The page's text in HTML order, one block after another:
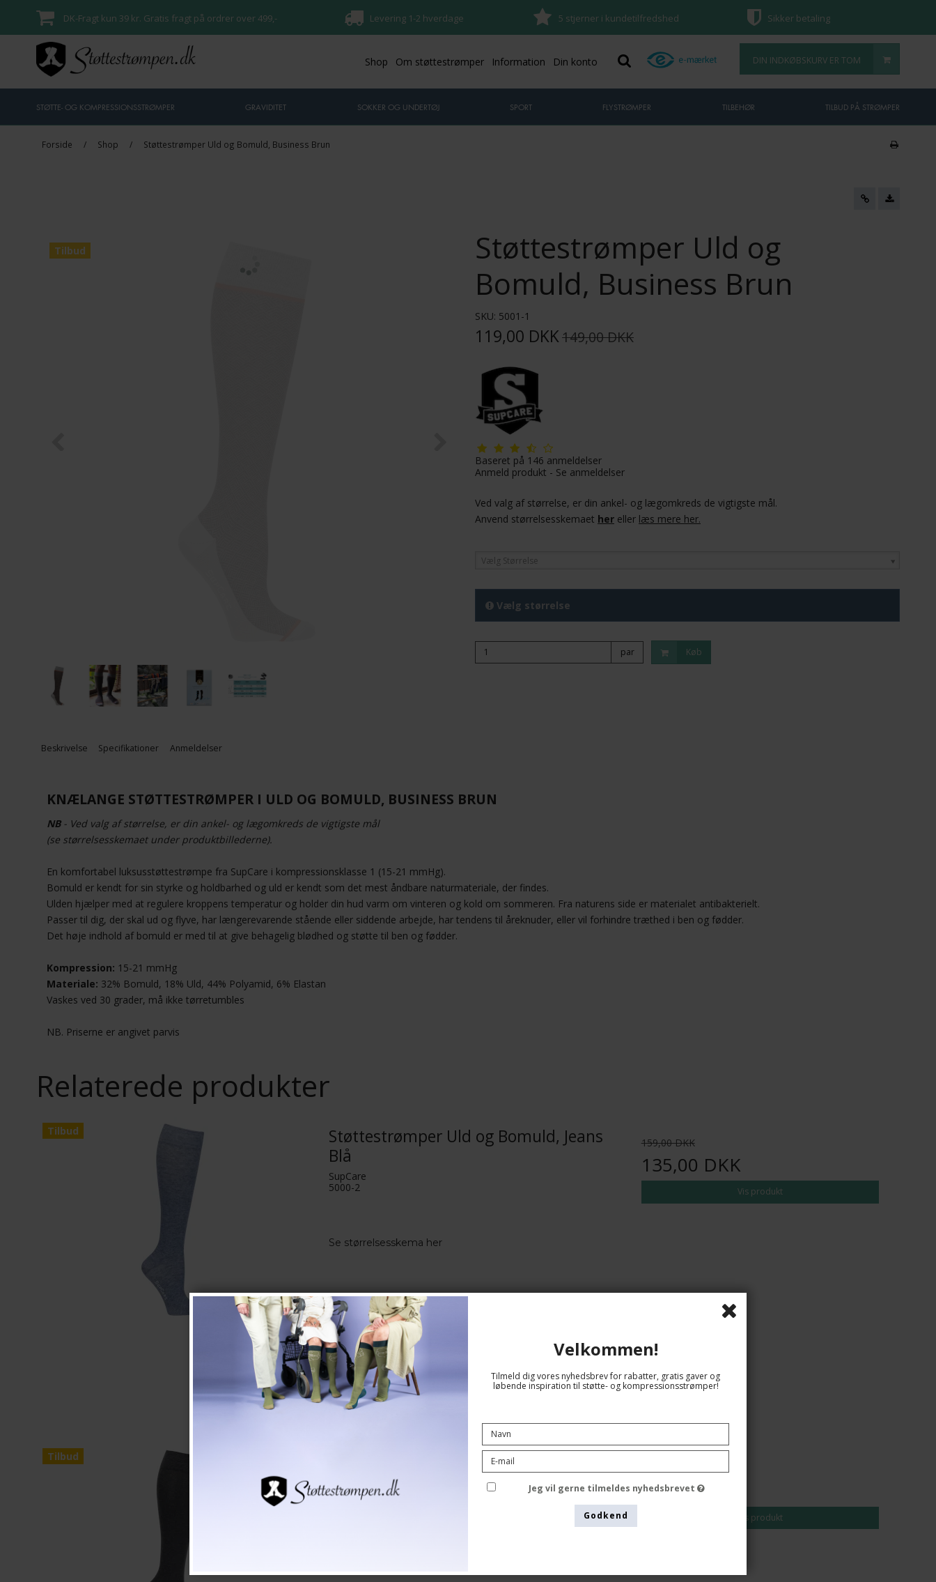
DK-Fragt kun 39 kr. Gratis fragt på ordrer over 499,- Levering 1-2 hverdage 5 stjerner i kundetilfredshed Sikker betaling
DIN INDKØBSKURV ER TOM
Shop Om støttestrømper Information Din konto
STØTTE- OG KOMPRESSIONSSTRØMPER GRAVIDITET SOKKER OG UNDERTØJ SPORT FLYSTRØMPER TILBEHØR TILBUD PÅ STRØMPER
Forside / Shop / Støttestrømper Uld og Bomuld, Business Brun
Tilbud
Støttestrømper Uld og
Bomuld, Business Brun
SKU: 5001-1
119,00 DKK149,00 DKK
Baseret på 146 anmeldelser
Anmeld produkt - Se anmeldelser
Ved valg af størrelse, er din ankel- og lægomkreds de vigtigste mål.
Anvend størrelsesskemaet her eller læs mere her.
Vælg Størrelse
Vælg størrelse
par Køb
Beskrivelse Specifikationer Anmeldelser
KNÆLANGE STØTTESTRØMPER I ULD OG BOMULD, BUSINESS BRUN
NB- Ved valg af størrelse, er din ankel- og lægomkreds de vigtigste mål
(se størrelsesskemaet under produktbillederne).
En komfortabel luksusstøttestrømpe fra SupCare i kompressionsklasse 1 (15-21 mmHg).
Bomuld er kendt for sin styrke og holdbarhed og uld er kendt som det mest åndbare naturmateriale, der findes.
Ulden hjælper med at regulere kroppens temperatur og holder din hud varm om vinteren og kold om sommeren. Fra naturens side er materialet antibakterielt.
Passer til dig, der skal ud og flyve, har længerevarende stående eller siddende arbejde, har tendens til åreknuder, eller vil forhindre træthed i ben og fødder.
Det høje indhold af bomuld er med til at give behagelig blødhed og støtte til ben og fødder.
Kompression: 15-21 mmHg
Materiale: 32% Bomuld, 18% Uld, 44% Polyamid, 6% Elastan
Vaskes ved 30 grader, må ikke tørretumbles
NB. Priserne er angivet parvis
Relaterede produkter
Tilbud
Støttestrømper Uld og Bomuld, Jeans
Blå
SupCare
5000-2
Se størrelsesskema her
159,00 DKK
135,00 DKK
Vis produkt
Tilbud Støttestrømper Uld og Bomuld, Grå
SupCare
5000-1
135,00 DKK
Vis produkt
Velkommen!
Tilmeld dig vores nyhedsbrev for rabatter, gratis gaver og
løbende inspiration til støtte- og kompressionsstrømper!
Jeg vil gerne tilmeldes nyhedsbrevet
Godkend